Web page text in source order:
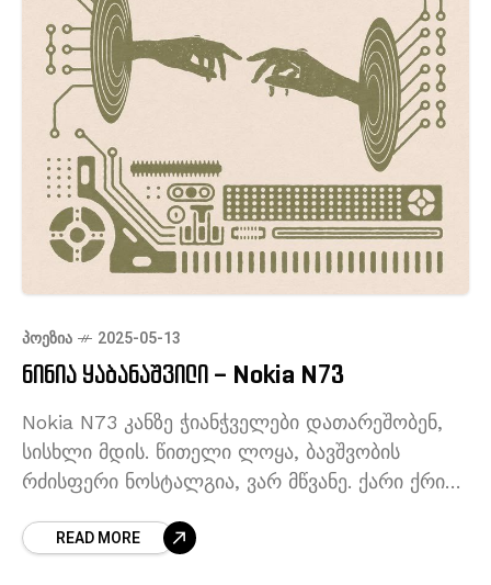
ᲞᲝᲔᲖᲘᲐ 2025-05-13
ნინია ყაბანაშვილი – Nokia N73
Nokia N73 კანზე ჭიანჭველები დათარეშობენ,
სისხლი მდის. წითელი ლოყა, ბავშვობის
რძისფერი ნოსტალგია, ვარ მწვანე. ქარი ქრის,
ყვავილებს მტვრად ედება. არ გამიშვა ხელი,
READ MORE